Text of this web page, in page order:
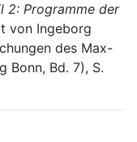
2: Programme der
von Ingeborg
des Max-
Bonn, Bd. 7), S.